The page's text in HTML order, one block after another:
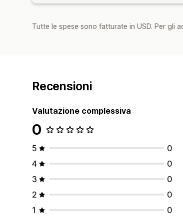
Tutte le spese sono fatturate in USD. Per gli
Recensioni
Valutazione complessiva
0
5
0
4
0
3
0
2
0
1
0